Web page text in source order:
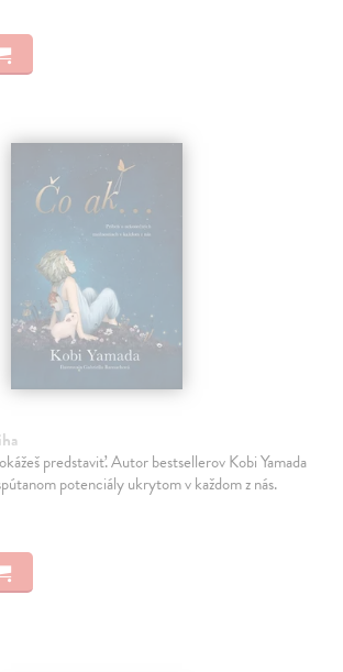
predstaviť. Autor bestsellerov Kobi Yamada
potenciály ukrytom v každom z nás.